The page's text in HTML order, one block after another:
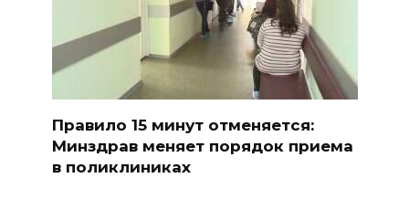
Правило 15 минут отменяется:
Минздрав меняет порядок приема
в поликлиниках